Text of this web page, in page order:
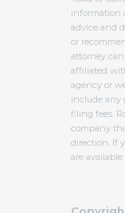
information
advice and
or
attorney
affiliated
agency or
include any
filing fees.
company
direction. If
are